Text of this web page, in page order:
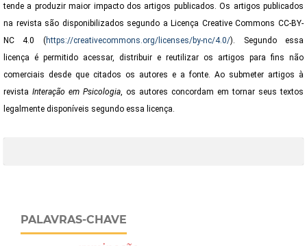
tende a produzir maior impacto dos artigos publicados. Os artigos publicados
na revista são disponibilizados segundo a Licença Creative Commons CC-BY-
NC 4.0 (https://creativecommons.org/licenses/by-nc/4.0/). Segundo essa
licença é permitido acessar, distribuir e reutilizar os artigos para fins não
comerciais desde que citados os autores e a fonte. Ao submeter artigos à
revista Interação em Psicologia, os autores concordam em tornar seus textos
legalmente disponíveis segundo essa licença.
PALAVRAS-CHAVE